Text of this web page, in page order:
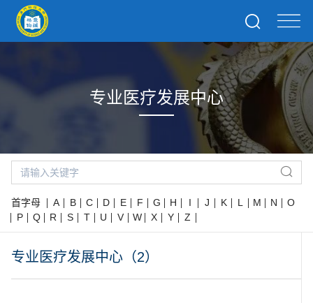
专业医疗发展中心
首字母 A B C D E F G H I J K L M N
O
P
Q R S T U V W X Y Z
专业医疗发展中心（2）